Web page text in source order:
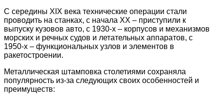
С середины XIX века технические операции стали
проводить на станках, с начала XX – приступили к
выпуску кузовов авто, с 1930-х – корпусов и механизмов
морских и речных судов и летательных аппаратов, с
1950-х – функциональных узлов и элементов в
ракетостроении.
Металлическая штамповка столетиями сохраняла
популярность из-за следующих своих особенностей и
преимуществ: